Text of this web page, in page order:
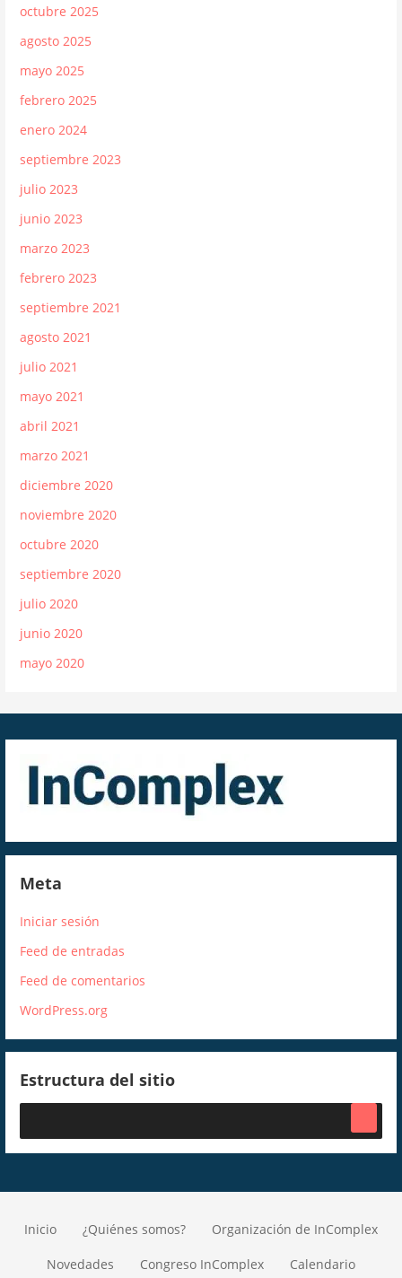
octubre 2025
agosto 2025
mayo 2025
febrero 2025
enero 2024
septiembre 2023
julio 2023
junio 2023
marzo 2023
febrero 2023
septiembre 2021
agosto 2021
julio 2021
mayo 2021
abril 2021
marzo 2021
diciembre 2020
noviembre 2020
octubre 2020
septiembre 2020
julio 2020
junio 2020
mayo 2020
Meta
Iniciar sesión
Feed de entradas
Feed de comentarios
WordPress.org
Estructura del sitio
Inicio ¿Quiénes somos? Organización de InComplex
Novedades Congreso InComplex Calendario